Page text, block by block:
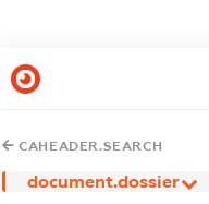
CAHEADER.SEARCH
document.dossier